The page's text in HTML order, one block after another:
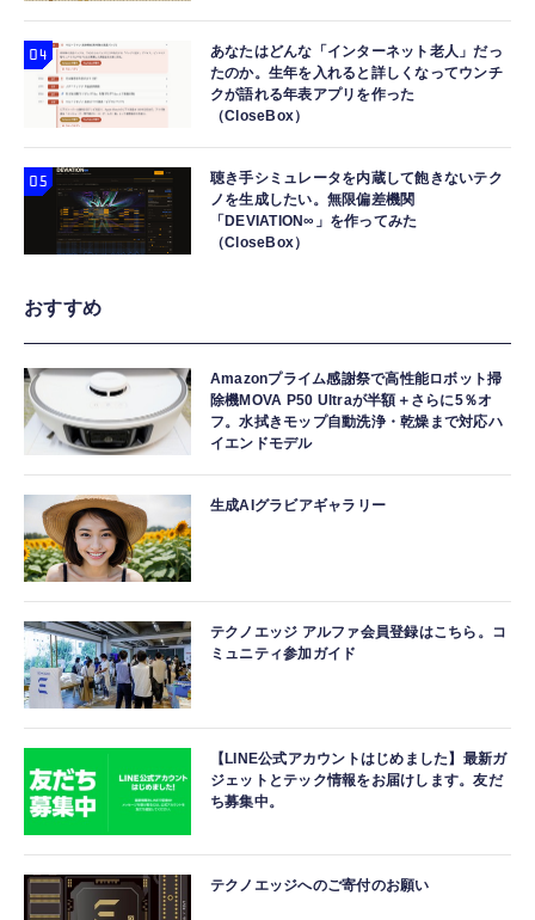
あなたはどんな「インターネット老人」だっ
たのか。生年を入れると詳しくなってウンチ
クが語れる年表アプリを作った
（CloseBox）
聴き手シミュレータを内蔵して飽きないテク
ノを生成したい。無限偏差機関
「DEVIATION∞」を作ってみた
（CloseBox）
おすすめ
Amazonプライム感謝祭で高性能ロボット掃
除機MOVA P50 Ultraが半額＋さらに5％オ
フ。水拭きモップ自動洗浄・乾燥まで対応ハ
イエンドモデル
生成AIグラビアギャラリー
テクノエッジ アルファ会員登録はこちら。コ
ミュニティ参加ガイド
【LINE公式アカウントはじめました】最新ガ
ジェットとテック情報をお届けします。友だ
ち募集中。
テクノエッジへのご寄付のお願い